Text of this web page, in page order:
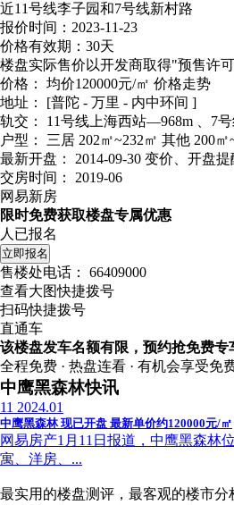
近11号线李子园和7号线新村路
报价时间：2023-11-23
价格有效期：30天
楼盘实际售价以开发商取得"预售许
价格：
均价120000元/㎡ 价格走势
地址：
[普陀 - 万里 - 内中环间 ]
轨交：
11号线上海西站—968m 、7
户型：
三居 202㎡~232㎡ 其他 200㎡
最新开盘：
2014-09-30 变价、开盘提
交房时间：
2019-06
网易新房
限时免费获取楼盘专属优惠
人已报名
立即报名
售楼处电话：
66409000
查看大图快捷拨号
扫码快捷拨号
直通车
该楼盘发车名额有限，预约抢免费专
全程免费 · 热盘连看 · 有机会享受免
中鹰黑森林快讯
11 2024.01
中鹰黑森林 现已开盘 最新单价约120000元/㎡
网易房产1月11日报道，中鹰黑森林
寓、洋房、...
最实用的楼盘测评，最客观的楼市分